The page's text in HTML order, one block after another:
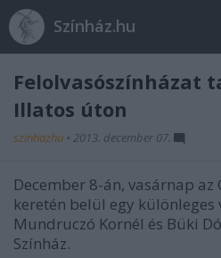
Színház.hu
Felolvasószínházat
Illatos úton
szinhazhu • 2013. december 07.
December 8-án, vasárnap
keretén belül egy különleges
Mundruczó Kornél és Büki
Színház.